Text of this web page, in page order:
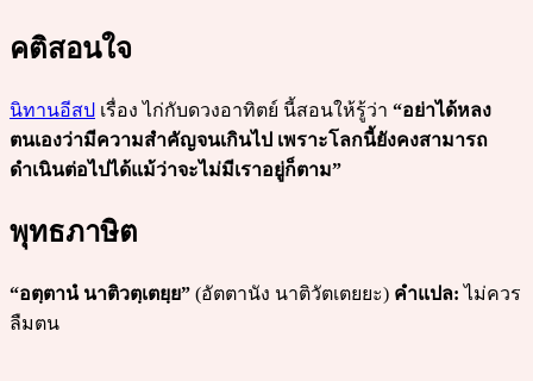
คติสอนใจ
นิทานอีสป เรื่อง ไก่กับดวงอาทิตย์ นี้สอนให้รู้ว่า “อย่าได้หลง
ตนเองว่ามีความสำคัญจนเกินไป เพราะโลกนี้ยังคงสามารถ
ดำเนินต่อไปได้แม้ว่าจะไม่มีเราอยู่ก็ตาม”
พุทธภาษิต
“อตฺตานํ นาติวตฺเตยฺย” (อัตตานัง นาติวัตเตยยะ) คำแปล: ไม่ควร
ลืมตน